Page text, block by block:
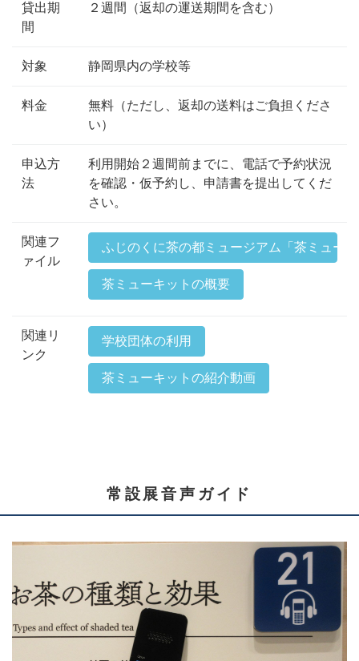
貸出期
間
２週間（返却の運送期間を含む）
対象 静岡県内の学校等
料金
無料（ただし、返却の送料はご負担くださ
い）
申込方
法
利用開始２週間前までに、電話で予約状況
を確認・仮予約し、申請書を提出してくだ
さい。
関連フ
ァイル
ふじのくに茶の都ミュージアム「茶ミュー
茶ミューキットの概要
関連リ
ンク
学校団体の利用
茶ミューキットの紹介動画
常設展音声ガイド